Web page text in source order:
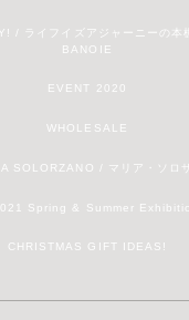
/ ライフイズアジャーニーの
BANOIE
EVENT 2020
WHOLESALE
SOLORZANO / マリア・ソロ
Spring & Summer
CHRISTMAS GIFT IDEAS!